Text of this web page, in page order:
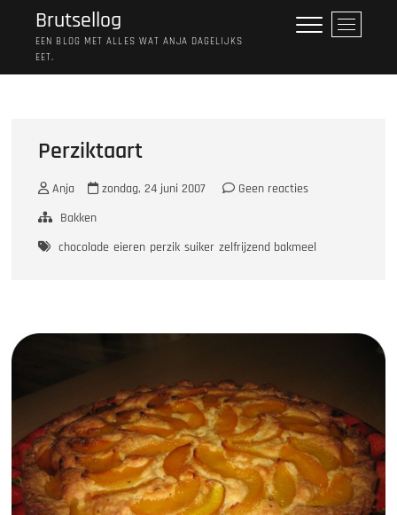
Brutsellog
EEN BLOG MET ALLES WAT ANJA DAGELIJKS
EET.
M
e
Perziktaart
Anja zondag, 24 juni 2007
Geen reacties
Bakken
chocolade eieren perzik suiker zelfrijzend bakmeel